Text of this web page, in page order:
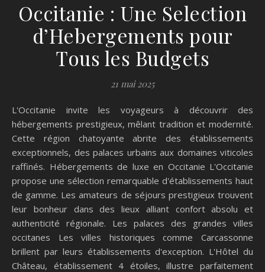
Occitanie : Une Selection
d’Hebergements pour
Tous les Budgets
21 mai 2025
L'Occitanie invite les voyageurs à découvrir des
hébergements prestigieux, mêlant tradition et modernité.
Cette région chatoyante abrite des établissements
exceptionnels, des palaces urbains aux domaines viticoles
raffinés. Hébergements de luxe en Occitanie L'Occitanie
propose une sélection remarquable d'établissements haut
de gamme. Les amateurs de séjours prestigieux trouvent
leur bonheur dans des lieux alliant confort absolu et
authenticité régionale. Les palaces des grandes villes
occitanes Les villes historiques comme Carcassonne
brillent par leurs établissements d'exception. L'Hôtel du
Château, établissement 4 étoiles, illustre parfaitement